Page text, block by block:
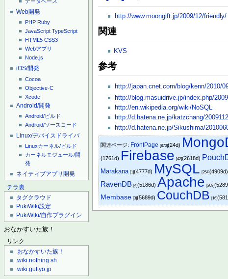
データベース
Web開発
PHP Ruby
JavaScript TypeScript
HTML5 CSS3
Webアプリ
Node.js
iOS/開発
Cocoa
Objective-C
Xcode
Android/開発
Android/ビルド
Android/ソースコード
Linux/デバイスドライバ
Linuxカーネル/ビルド
カーネルモジュール/開
発
ネイティブアプリ開発
チラ裏
タグクラウド
PukiWiki設定
PukiWiki/自作プラグイン
おなかすいた族！
リンク
おなかすいた族！
wiki.nothing.sh
wiki.guttyo.jp
http://www.moongift.jp/2009/12/friendly/
関連
KVS
参考
http://japan.cnet.com/blog/kenn/2010/
http://blog.masuidrive.jp/index.php/
http://en.wikipedia.org/wiki/NoSQL
http://d.hatena.ne.jp/katzchang/
http://d.hatena.ne.jp/Sikushima/
関連ページ: FrontPage [870](24d)
(1761d) Firebase [42](2618d)
Marakana [1](4777d) MySQL [254](4909d)
RavenDB [4](5186d)Apache [208]
Membase [3](5689d) CouchDB [16]